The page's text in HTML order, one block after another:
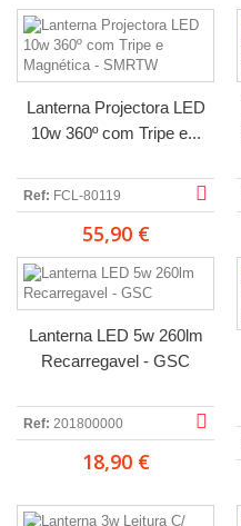
Lanterna Projectora LED
10w 360º com Tripe e...
Ref: FCL-80119
55,90 €
Lanterna LED 5w 260lm
Recarregavel - GSC
Ref: 201800000
18,90 €